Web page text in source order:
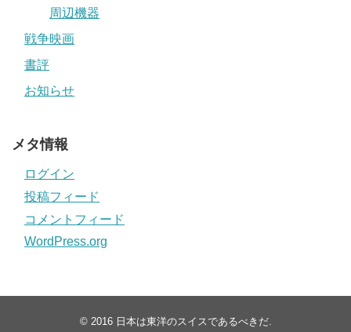
周辺機器
戦争映画
書評
お知らせ
メタ情報
ログイン
投稿フィード
コメントフィード
WordPress.org
© 2016 日本は東洋のスイスであるべきだ.